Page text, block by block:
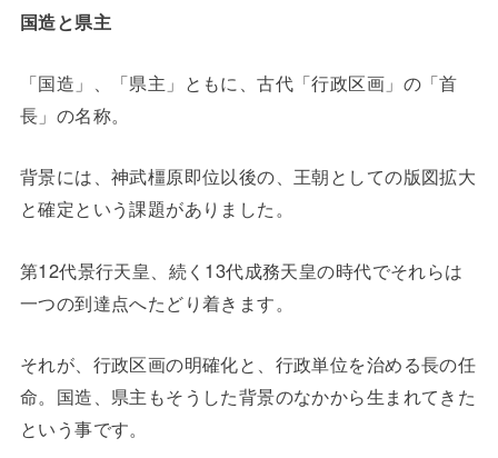
国造と県主
「国造」、「県主」 ともに、古代「行政区画」の「首
長」の名称。
背景には、神武橿原即位以後の、王朝としての版図拡大
と確定という課題がありました。
第12代景行天皇、続く13代成務天皇の時代でそれらは
一つの到達点へたどり着きます。
それが、行政区画の明確化と、行政単位を治める長の任
命。国造、県主もそうした背景のなかから生まれてきた
という事です。